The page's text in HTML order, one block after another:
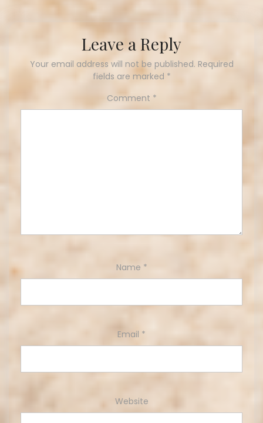
Leave a Reply
Your email address will not be published. Required
fields are marked *
Comment *
Name *
Email *
Website